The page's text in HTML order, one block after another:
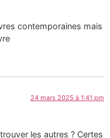
contemporaines mais
24 mars 2025 à 1:41 pm
les autres ? Certes